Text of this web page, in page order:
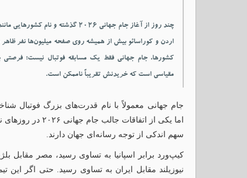
چند روز از آغاز جام جهانی ۲۰۲۶ گذشته و نام
اردن و کوراسائو بیش از همیشه روی صفحه میلیون‌ها نفر
کشورها، جام جهانی فقط یک مسابقه فوتبال نیست؛
مقیاسی است که خریدنش تقریباً ناممکن است.
جام جهانی معمولاً با نام قدرت‌های بزرگ فوتبال
اما یکی از
سهم اندکی از توجه رسانه‌ای جهان دارند.
کیپ‌ورد برابر اسپانیا به تساوی رسید، مصر مقابل
نیوزیلند مقابل ایران به تساوی رسید. حتی اگر این